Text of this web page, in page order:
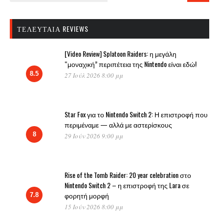
ΤΕΛΕΥΤΑΊΑ REVIEWS
8.5
[Video Review] Splatoon Raiders: η μεγάλη
“μοναχική” περιπέτεια της Nintendo είναι εδώ!
27 Ιούλ 2026 8:00 μμ
8
Star Fox για το Nintendo Switch 2: Η επιστροφή που
περιμέναμε — αλλά με αστερίσκους
29 Ιούν 2026 9:00 μμ
7.8
Rise of the Tomb Raider: 20 year celebration στο
Nintendo Switch 2 – η επιστροφή της Lara σε
φορητή μορφή
15 Ιούν 2026 8:00 μμ